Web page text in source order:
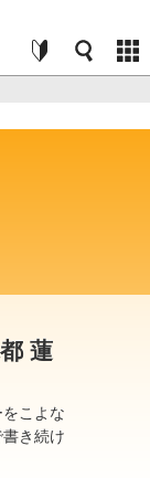
蓮
こよな
き続け